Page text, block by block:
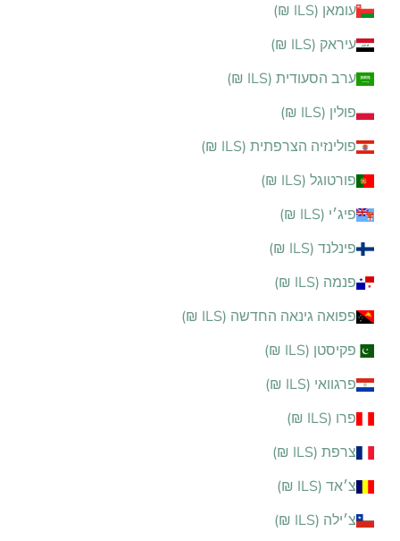
עומאן (ILS ₪)
עיראק (ILS ₪)
ערב הסעודית (ILS ₪)
פולין (ILS ₪)
פולינזיה הצרפתית (ILS ₪)
פורטוגל (ILS ₪)
פיג׳י (ILS ₪)
פינלנד (ILS ₪)
פנמה (ILS ₪)
פפואה גינאה החדשה (ILS ₪)
פקיסטן (ILS ₪)
פרגוואי (ILS ₪)
פרו (ILS ₪)
צרפת (ILS ₪)
צ׳אד (ILS ₪)
צ׳ילה (ILS ₪)